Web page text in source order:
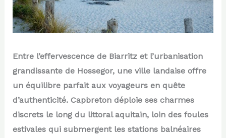
Entre l’effervescence de Biarritz et l’urbanisation
grandissante de Hossegor, une ville landaise offre
un équilibre parfait aux voyageurs en quête
d’authenticité. Capbreton déploie ses charmes
discrets le long du littoral aquitain, loin des foules
estivales qui submergent les stations balnéaires